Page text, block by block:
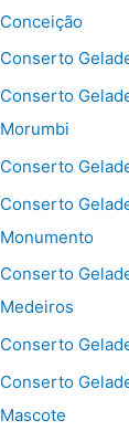
Conceição
Conserto
Conserto
Morumbi
Conserto
Conserto
Monumento
Conserto
Medeiros
Conserto
Conserto
Mascote